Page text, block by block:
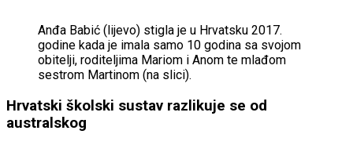
Anđa Babić (lijevo) stigla je u Hrvatsku 2017.
godine kada je imala samo 10 godina sa svojom
obitelji, roditeljima Mariom i Anom te mlađom
sestrom Martinom (na slici).
Hrvatski školski sustav razlikuje se od
australskog